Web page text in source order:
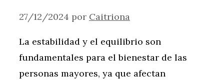
27/12/2024 por Caitriona
La estabilidad y el equilibrio son
fundamentales para el bienestar de las
personas mayores, ya que afectan